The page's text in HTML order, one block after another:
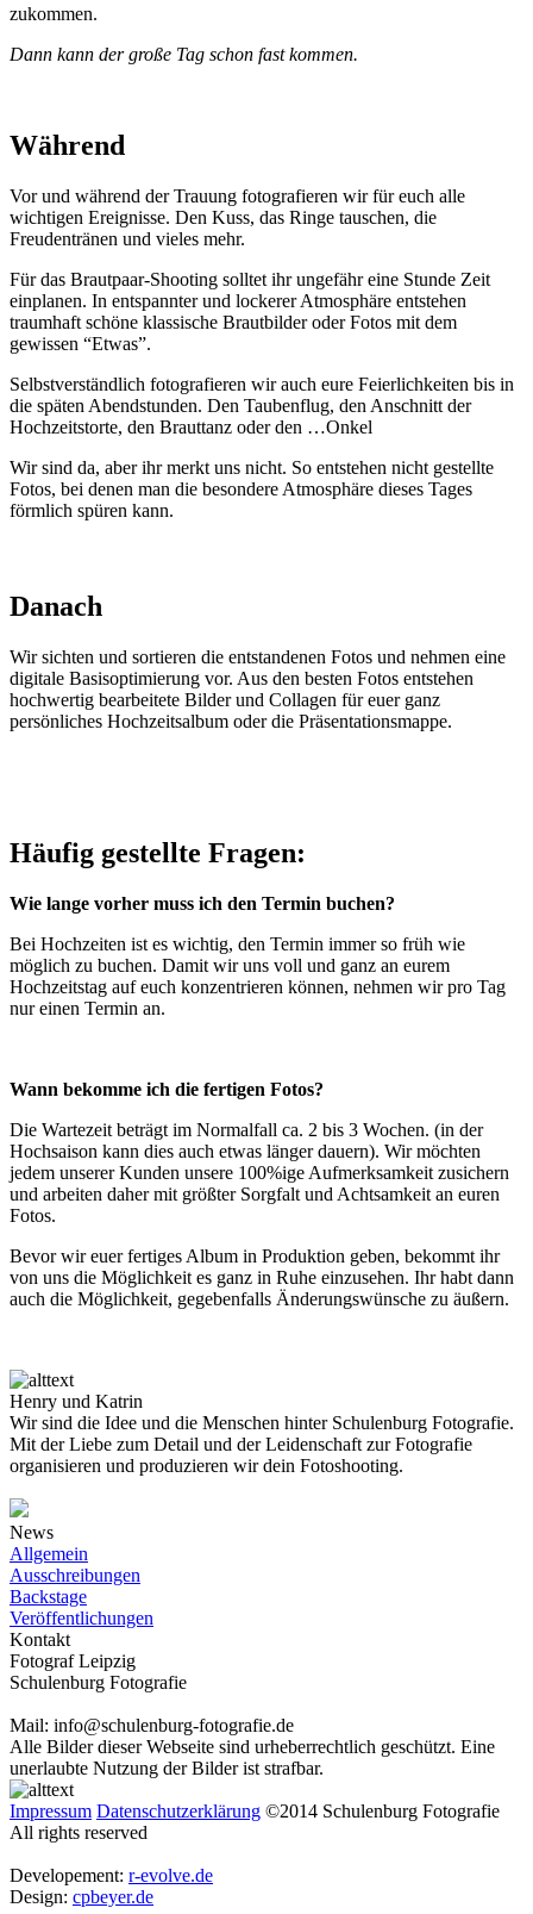
zukommen.
Dann kann der große Tag schon fast kommen.
Während
Vor und während der Trauung fotografieren wir für euch alle
wichtigen Ereignisse. Den Kuss, das Ringe tauschen, die
Freudentränen und vieles mehr.
Für das Brautpaar-Shooting solltet ihr ungefähr eine Stunde Zeit
einplanen. In entspannter und lockerer Atmosphäre entstehen
traumhaft schöne klassische Brautbilder oder Fotos mit dem
gewissen “Etwas”.
Selbstverständlich fotografieren wir auch eure Feierlichkeiten bis in
die späten Abendstunden. Den Taubenflug, den Anschnitt der
Hochzeitstorte, den Brauttanz oder den …Onkel
Wir sind da, aber ihr merkt uns nicht. So entstehen nicht gestellte
Fotos, bei denen man die besondere Atmosphäre dieses Tages
förmlich spüren kann.
Danach
Wir sichten und sortieren die entstandenen Fotos und nehmen eine
digitale Basisoptimierung vor. Aus den besten Fotos entstehen
hochwertig bearbeitete Bilder und Collagen für euer ganz
persönliches Hochzeitsalbum oder die Präsentationsmappe.
Häufig gestellte Fragen:
Wie lange vorher muss ich den Termin buchen?
Bei Hochzeiten ist es wichtig, den Termin immer so früh wie
möglich zu buchen. Damit wir uns voll und ganz an eurem
Hochzeitstag auf euch konzentrieren können, nehmen wir pro Tag
nur einen Termin an.
Wann bekomme ich die fertigen Fotos?
Die Wartezeit beträgt im Normalfall ca. 2 bis 3 Wochen. (in der
Hochsaison kann dies auch etwas länger dauern). Wir möchten
jedem unserer Kunden unsere 100%ige Aufmerksamkeit zusichern
und arbeiten daher mit größter Sorgfalt und Achtsamkeit an euren
Fotos.
Bevor wir euer fertiges Album in Produktion geben, bekommt ihr
von uns die Möglichkeit es ganz in Ruhe einzusehen. Ihr habt dann
auch die Möglichkeit, gegebenfalls Änderungswünsche zu äußern.
Henry und Katrin
Wir sind die Idee und die Menschen hinter Schulenburg Fotografie.
Mit der Liebe zum Detail und der Leidenschaft zur Fotografie
organisieren und produzieren wir dein Fotoshooting.
News
Allgemein
Ausschreibungen
Backstage
Veröffentlichungen
Kontakt
Fotograf Leipzig
Schulenburg Fotografie
Mail: info@schulenburg-fotografie.de
Alle Bilder dieser Webseite sind urheberrechtlich geschützt. Eine
unerlaubte Nutzung der Bilder ist strafbar.
Impressum Datenschutzerklärung ©2014 Schulenburg Fotografie
All rights reserved
Developement: r-evolve.de
Design: cpbeyer.de